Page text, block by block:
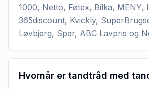
1000, Netto, Føtex, Bilka, MENY,
365discount, Kvickly,
Løvbjerg, Spar, ABC Lavpris og
Hvornår er tandtråd med